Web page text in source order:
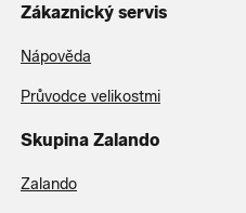
Zákaznický servis
Nápověda
Průvodce velikostmi
Skupina Zalando
Zalando